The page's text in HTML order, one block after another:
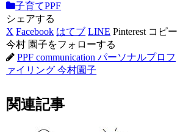
子育てPPF
シェアする
X Facebook はてブ LINE Pinterest コピー
今村 園子をフォローする
PPF communication パーソナルプロフ
ァイリング 今村園子
関連記事